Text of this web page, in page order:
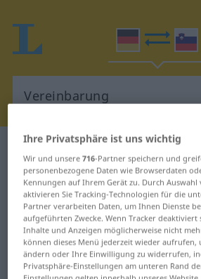
Deutsch-Slowenisch Wörterbuch
Deutsch-Slowenisch
für "Vereinbarung"
"Vereinbarung"
Übersetzung
Ihre Privatsphäre ist uns wichtig
Wir und unsere716-Partner speichern und
personenbezogene Daten wie Browserdaten
Kennungen auf Ihrem Gerät zu. Durch Auswahl
aktivieren Sie Tracking-Technologien für die
Partner verarbeiten Daten, um Ihnen Dienste
aufgeführten Zwecke. Wenn Tracker deaktiviert
Inhalte und Anzeigen möglicherweise nicht
können dieses Menü jederzeit wieder aufrufen,
ändern oder Ihre Einwilligung zu widerrufen,
Privatsphäre-Einstellungen am unteren Rand